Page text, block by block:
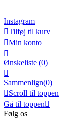
Instagram
Tilføj til kurv
Min konto

Ønskeliste (0)

Sammenlign(0)
Scroll til toppen
Gå til toppen
Følg os